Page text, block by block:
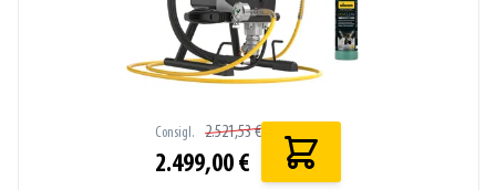
Consigl. 2.521,53 €
2.499,00 €